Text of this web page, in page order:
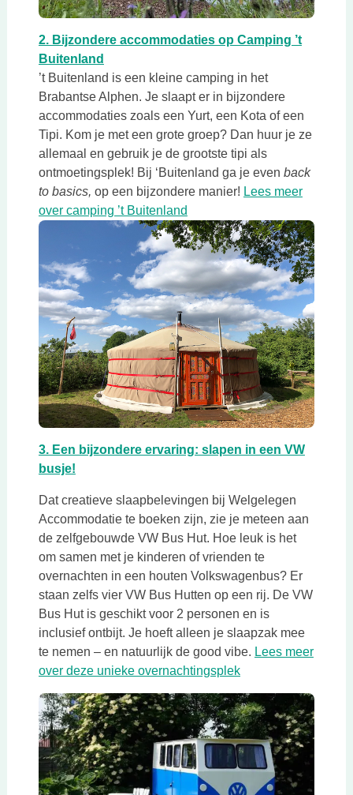
2. Bijzondere accommodaties op Camping ’t
BuitenlandDeze link opent in een nieuwe tab
’t Buitenland is een kleine camping in het
Brabantse Alphen. Je slaapt er in bijzondere
accommodaties zoals een Yurt, een Kota of een
Tipi. Kom je met een grote groep? Dan huur je ze
allemaal en gebruik je de grootste tipi als
ontmoetingsplek! Bij ‘Buitenland ga je even back
to basics, op een bijzondere manier! Lees meer
over camping ’t BuitenlandDeze link opent in een
3. Een bijzondere ervaring: slapen in een VW
busje!Deze link opent in een nieuwe tab
Dat creatieve slaapbelevingen bij Welgelegen
Accommodatie te boeken zijn, zie je meteen aan
de zelfgebouwde VW Bus Hut. Hoe leuk is het
om samen met je kinderen of vrienden te
overnachten in een houten Volkswagenbus? Er
staan zelfs vier VW Bus Hutten op een rij. De VW
Bus Hut is geschikt voor 2 personen en is
inclusief ontbijt. Je hoeft alleen je slaapzak mee
te nemen – en natuurlijk de good vibe. Lees meer
over deze unieke overnachtingsplekDeze link opent in